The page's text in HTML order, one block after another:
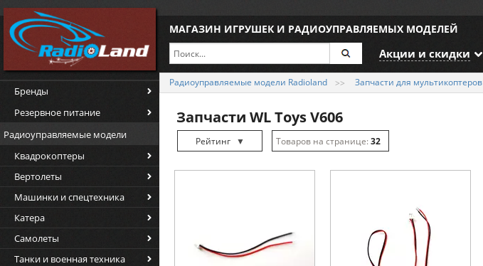
МАГАЗИН ИГРУШЕК И РАДИОУПРАВЛЯЕМЫХ МОДЕЛЕЙ
Акции и скидки
Бренды
Резервное питание
Радиоуправляемые модели
Квадрокоптеры
Вертолеты
Машинки и спецтехника
Катера
Самолеты
Танки и военная техника
Радиоуправляемые модели Radioland Запчасти для мультикоптеров
Запчасти WL Toys V606
Рейтинг
▼
Цена
32